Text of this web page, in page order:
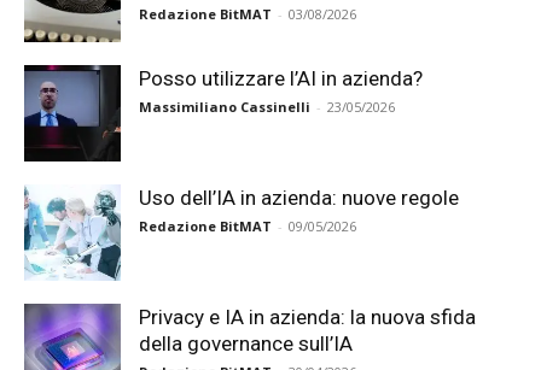
Redazione BitMAT - 03/08/2026
Posso utilizzare l’AI in azienda?
Massimiliano Cassinelli - 23/05/2026
Uso dell’IA in azienda: nuove regole
Redazione BitMAT - 09/05/2026
Privacy e IA in azienda: la nuova sfida
della governance sull’IA